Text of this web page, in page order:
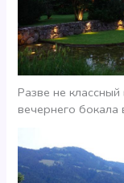
Разве не
вечернего бокала